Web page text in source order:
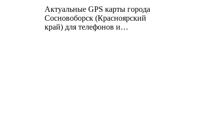
Актуальные GPS карты города
Сосновоборск (Красноярский
край) для телефонов и…